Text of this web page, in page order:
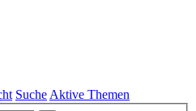
Suche Aktive Themen